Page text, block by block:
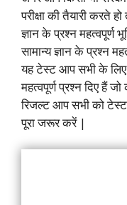
परीक्षा की तैयारी करते
ज्ञान के प्रश्न महत्वपूर्ण
सामान्य ज्ञान के प्रश्न
यह टेस्ट आप सभी के लिए
महत्वपूर्ण प्रश्न दिए हैं जो
रिजल्ट आप सभी को
पूरा जरूर करें |